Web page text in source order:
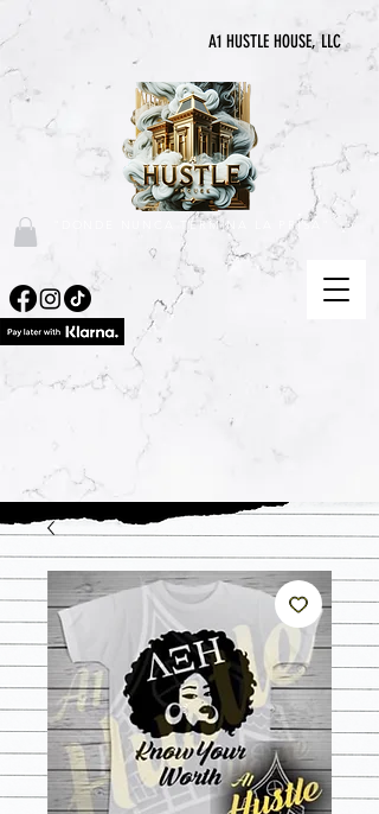
A1 HUSTLE HOUSE, LLC
"DONDE NUNCA TERMINA LA PRISA"